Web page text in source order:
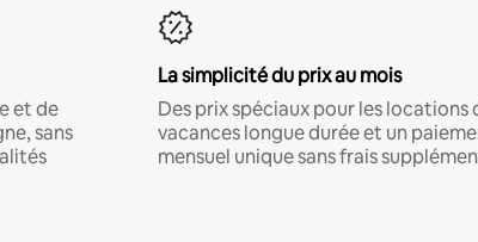
et de
sans
La simplicité du prix au mois
Des prix spéciaux pour les locations
vacances longue durée et un
mensuel unique sans frais